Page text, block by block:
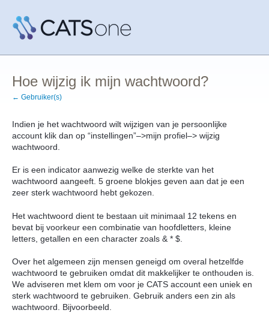
Hoe wijzig ik mijn wachtwoord?
← Gebruiker(s)
Indien je het wachtwoord wilt wijzigen van je persoonlijke
account klik dan op “instellingen”–>mijn profiel–> wijzig
wachtwoord.
Er is een indicator aanwezig welke de sterkte van het
wachtwoord aangeeft. 5 groene blokjes geven aan dat je een
zeer sterk wachtwoord hebt gekozen.
Het wachtwoord dient te bestaan uit minimaal 12 tekens en
bevat bij voorkeur een combinatie van hoofdletters, kleine
letters, getallen en een character zoals & * $.
Over het algemeen zijn mensen geneigd om overal hetzelfde
wachtwoord te gebruiken omdat dit makkelijker te onthouden is.
We adviseren met klem om voor je CATS account een uniek en
sterk wachtwoord te gebruiken. Gebruik anders een zin als
wachtwoord. Bijvoorbeeld.